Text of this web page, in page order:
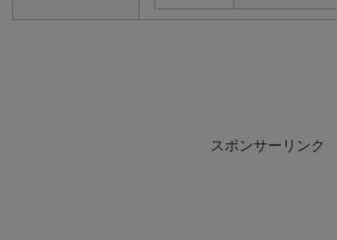
スポンサーリンク